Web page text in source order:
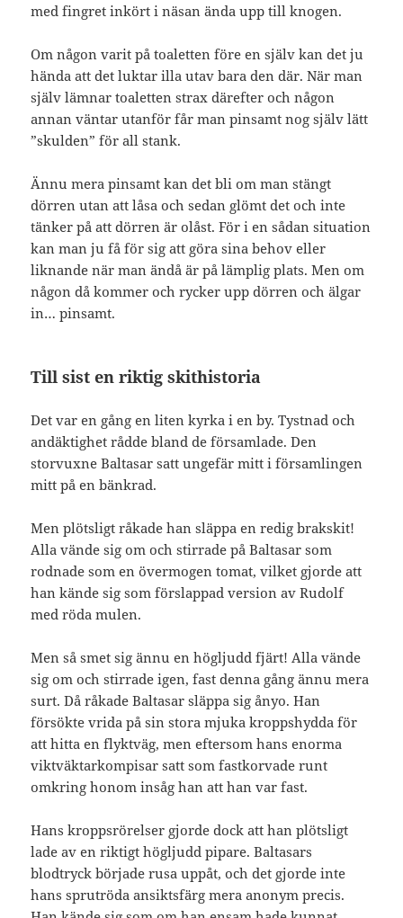
med fingret inkört i näsan ända upp till knogen.
Om någon varit på toaletten före en själv kan det ju
hända att det luktar illa utav bara den där. När man
själv lämnar toaletten strax därefter och någon
annan väntar utanför får man pinsamt nog själv lätt
”skulden” för all stank.
Ännu mera pinsamt kan det bli om man stängt
dörren utan att låsa och sedan glömt det och inte
tänker på att dörren är olåst. För i en sådan situation
kan man ju få för sig att göra sina behov eller
liknande när man ändå är på lämplig plats. Men om
någon då kommer och rycker upp dörren och älgar
in… pinsamt.
Till sist en riktig skithistoria
Det var en gång en liten kyrka i en by. Tystnad och
andäktighet rådde bland de församlade. Den
storvuxne Baltasar satt ungefär mitt i församlingen
mitt på en bänkrad.
Men plötsligt råkade han släppa en redig brakskit!
Alla vände sig om och stirrade på Baltasar som
rodnade som en övermogen tomat, vilket gjorde att
han kände sig som förslappad version av Rudolf
med röda mulen.
Men så smet sig ännu en högljudd fjärt! Alla vände
sig om och stirrade igen, fast denna gång ännu mera
surt. Då råkade Baltasar släppa sig ånyo. Han
försökte vrida på sin stora mjuka kroppshydda för
att hitta en flyktväg, men eftersom hans enorma
viktväktarkompisar satt som fastkorvade runt
omkring honom insåg han att han var fast.
Hans kroppsrörelser gjorde dock att han plötsligt
lade av en riktigt högljudd pipare. Baltasars
blodtryck började rusa uppåt, och det gjorde inte
hans sprutröda ansiktsfärg mera anonym precis.